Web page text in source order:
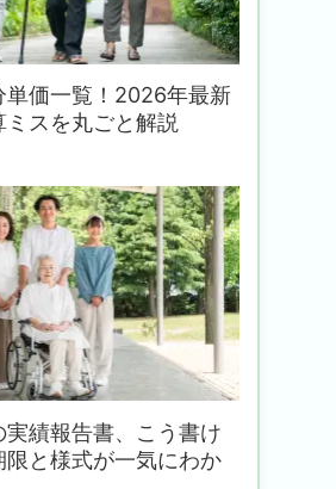
単価一覧！2026年最新
ミスを丸ごと解説
績報告書、こう書け
限と様式が一気にわか